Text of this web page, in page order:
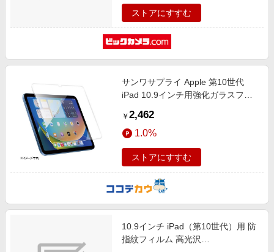
ストアにすすむ
サンワサプライ Apple 第10世代
iPad 10.9インチ用強化ガラスフィ
￥ 2,462
1.0%
ストアにすすむ
10.9インチ iPad（第10世代）用 防
指紋フィルム 高光沢